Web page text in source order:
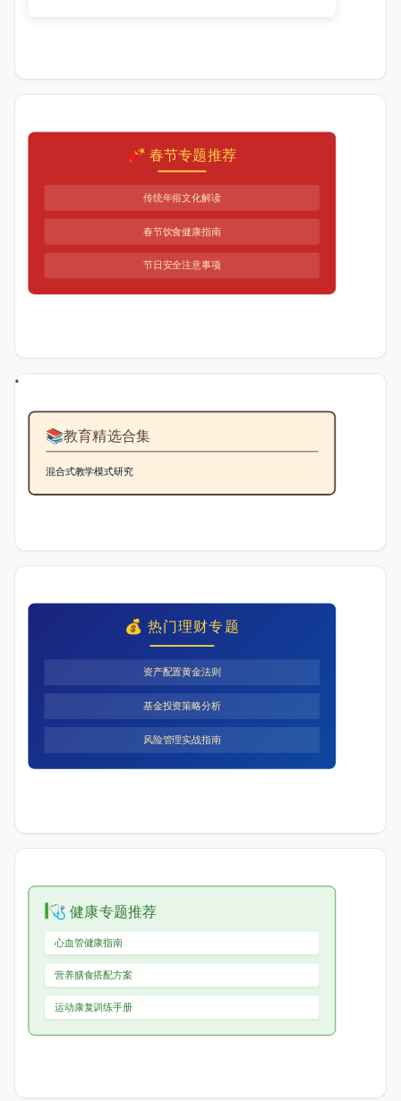
🧨 春节专题推荐
传统年俗文化解读
春节饮食健康指南
节日安全注意事项
📚教育精选合集
混合式教学模式研究
💰 热门理财专题
资产配置黄金法则
基金投资策略分析
风险管理实战指南
🩺 健康专题推荐
心血管健康指南
营养膳食搭配方案
运动康复训练手册